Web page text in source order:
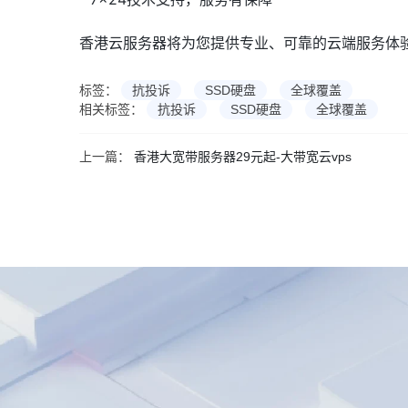
香港云服务器将为您提供专业、可靠的云端服务
标签： 抗投诉 SSD硬盘
全球覆盖
相关标签：
抗投诉 SSD硬盘 全球覆盖
上一篇： 香港大宽带服务器29元起-大带宽云vps